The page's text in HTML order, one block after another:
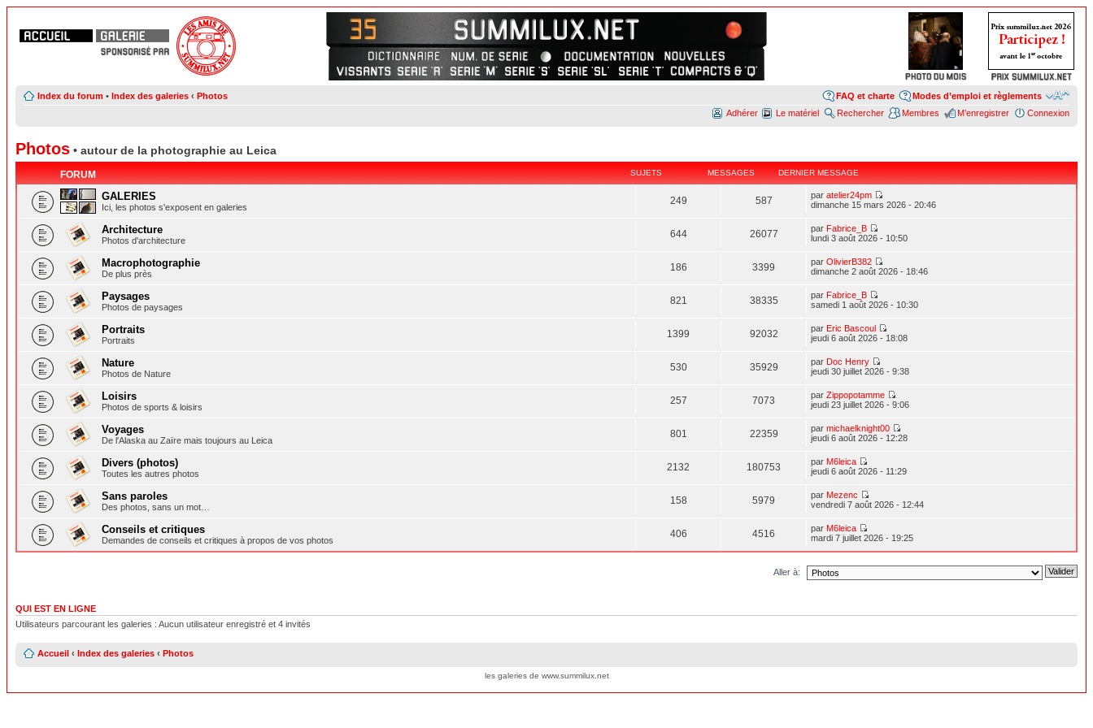
Index du forum • Index des galeries ‹ Photos Modes d’emploi et règlements
FAQ et charte
Connexion
M’enregistrer
Membres
Rechercher
Le matériel
Adhérer
Photos • autour de la photographie au Leica
FORUM SUJETS MESSAGES DERNIER MESSAGE
GALERIES
Ici, les photos s'exposent en galeries
249 587 paratelier24pm
dimanche 15 mars 2026 - 20:46
Architecture
Photos d'architecture
644 26077 par Fabrice_B
lundi 3 août 2026 - 10:50
Macrophotographie
De plus près
186 3399 parOlivierB382
dimanche 2 août 2026 - 18:46
Paysages
Photos de paysages
821 38335 par Fabrice_B
samedi 1 août 2026 - 10:30
Portraits
Portraits
1399 92032 par Eric Bascoul
jeudi 6 août 2026 - 18:08
Nature
Photos de Nature
530 35929 par Doc Henry
jeudi 30 juillet 2026 - 9:38
Loisirs
Photos de sports & loisirs
257 7073 parZippopotamme
jeudi 23 juillet 2026 - 9:06
Voyages
De l'Alaska au Zaïre mais toujours au Leica
801 22359 parmichaelknight00
jeudi 6 août 2026 - 12:28
Divers (photos)
Toutes les autres photos
2132 180753 par M6leica
jeudi 6 août 2026 - 11:29
Sans paroles
Des photos, sans un mot…
158 5979 par Mezenc
vendredi 7 août 2026 - 12:44
Conseils et critiques
Demandes de conseils et critiques à propos de vos photos
406 4516 par M6leica
mardi 7 juillet 2026 - 19:25
Aller à:
QUI EST EN LIGNE
Utilisateurs parcourant les galeries : Aucun utilisateur enregistré et 4 invités
Accueil ‹ Index des galeries ‹ Photos
les galeries de www.summilux.net